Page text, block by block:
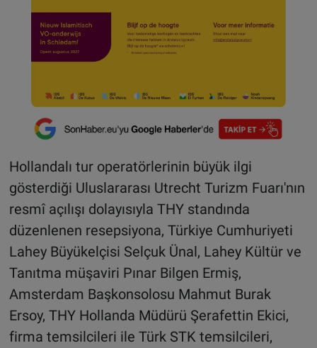
Hollandalı tur operatörlerinin büyük ilgi
gösterdiği Uluslararası Utrecht Turizm Fuarı'nın
resmî açılışı dolayısıyla THY standında
düzenlenen resepsiyona, Türkiye Cumhuriyeti
Lahey Büyükelçisi Selçuk Ünal, Lahey Kültür ve
Tanıtma müşaviri Pınar Bilgen Ermiş,
Amsterdam Başkonsolosu Mahmut Burak
Ersoy, THY Hollanda Müdürü Şerafettin Ekici,
firma temsilcileri ile Türk STK temsilcileri,